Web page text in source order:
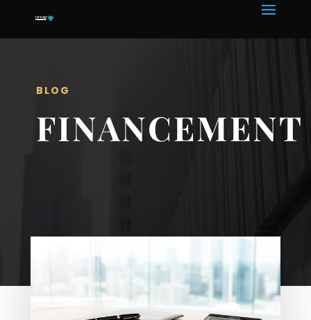
BLOG
FINANCEMENT